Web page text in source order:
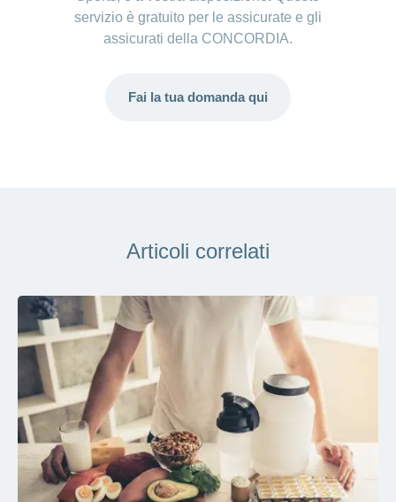
servizio è gratuito per le assicurate e gli
assicurati della CONCORDIA.
Fai la tua domanda qui
Articoli correlati